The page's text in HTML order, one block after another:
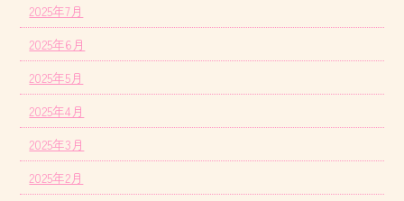
2025年7月
2025年6月
2025年5月
2025年4月
2025年3月
2025年2月